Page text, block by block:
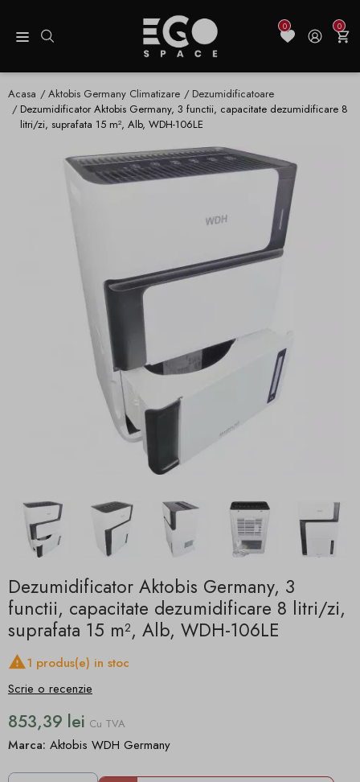
0 0
Acasa Aktobis Germany Climatizare
Dezumidificatoare
Dezumidificator Aktobis Germany, 3 functii, capacitate dezumidificare 8
litri/zi, suprafata 15 m², Alb, WDH-106LE
Dezumidificator Aktobis Germany, 3
functii, capacitate dezumidificare 8 litri/zi,
suprafata 15 m², Alb, WDH-106LE
1 produs(e) in stoc
Scrie o recenzie
853,39 lei Cu TVA
Marca: Aktobis WDH Germany